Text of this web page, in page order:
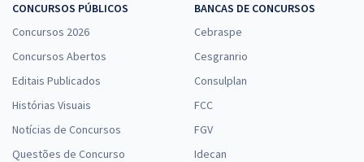
CONCURSOS PÚBLICOS
Concursos 2026
Concursos Abertos
Editais Publicados
Histórias Visuais
Notícias de Concursos
Questões de Concurso
BANCAS DE CONCURSOS
Cebraspe
Cesgranrio
Consulplan
FCC
FGV
Idecan